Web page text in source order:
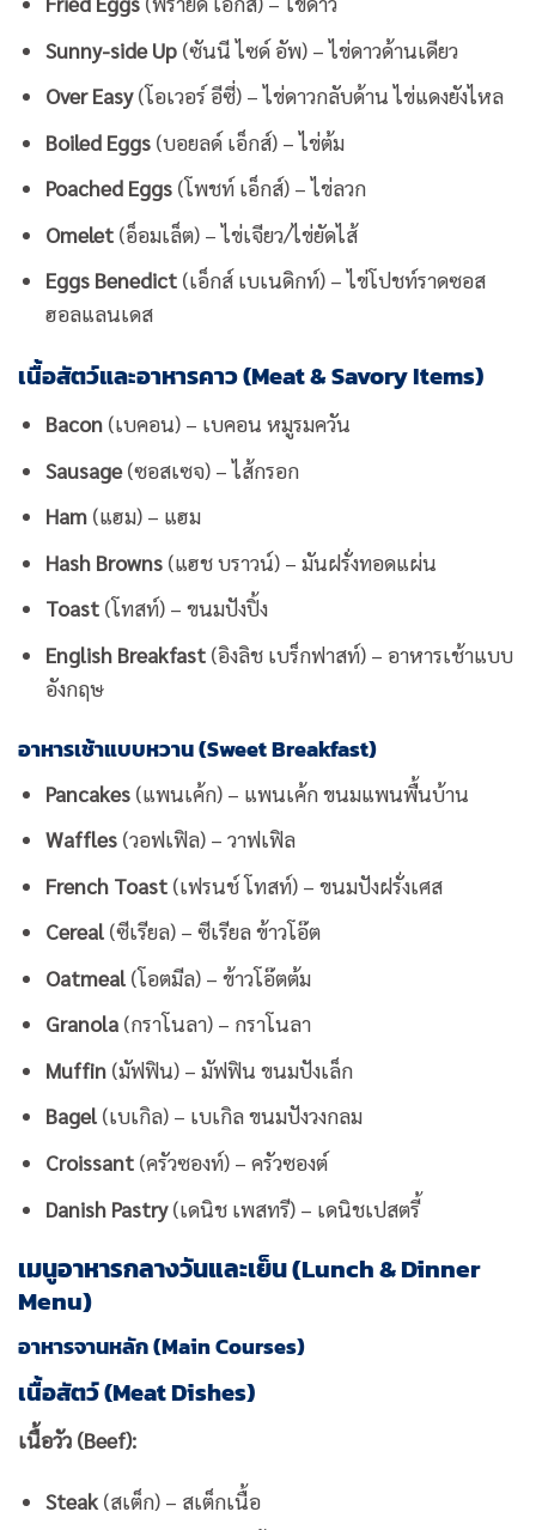
Sunny-side Up(ซันนี ไซด์ อัพ) – ไข่ดาวด้านเดียว
Over Easy(โอเวอร์ อีซี่) – ไข่ดาวกลับด้าน ไข่แดงยังไหล
Boiled Eggs(บอยลด์ เอ็กส์) – ไข่ต้ม
Poached Eggs(โพชท์ เอ็กส์) – ไข่ลวก
Omelet(อ็อมเล็ต) – ไข่เจียว/ไข่ยัดไส้
Eggs Benedict(เอ็กส์ เบเนดิกท์) – ไข่โปชท์ราดซอส
ฮอลแลนเดส
เนื้อสัตว์และอาหารคาว (Meat & Savory Items)
Bacon(เบคอน) – เบคอน หมูรมควัน
Sausage(ซอสเซจ) – ไส้กรอก
Ham(แฮม) – แฮม
Hash Browns(แฮช บราวน์) – มันฝรั่งทอดแผ่น
Toast(โทสท์) – ขนมปังปิ้ง
English Breakfast(อิงลิช เบร็กฟาสท์) – อาหารเช้าแบบ
อังกฤษ
อาหารเช้าแบบหวาน (Sweet Breakfast)
Pancakes(แพนเค้ก) – แพนเค้ก ขนมแพนพื้นบ้าน
Waffles(วอฟเฟิล) – วาฟเฟิล
French Toast(เฟรนช์ โทสท์) – ขนมปังฝรั่งเศส
Cereal(ซีเรียล) – ซีเรียล ข้าวโอ๊ต
Oatmeal(โอตมีล) – ข้าวโอ๊ตต้ม
Granola(กราโนลา) – กราโนลา
Muffin(มัฟฟิน) – มัฟฟิน ขนมปังเล็ก
Bagel(เบเกิล) – เบเกิล ขนมปังวงกลม
Croissant(ครัวซองท์) – ครัวซองต์
Danish Pastry(เดนิช เพสทรี) – เดนิชเปสตรี้
เมนูอาหารกลางวันและเย็น (Lunch & Dinner
Menu)
อาหารจานหลัก (Main Courses)
เนื้อสัตว์ (Meat Dishes)
เนื้อวัว (Beef):
Steak(สเต็ก) – สเต็กเนื้อ